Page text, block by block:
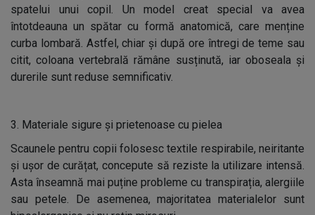
spatelui unui copil. Un model creat special va avea
întotdeauna un spătar cu formă anatomică, care menține
curba lombară. Astfel, chiar și după ore întregi de teme sau
citit, coloana vertebrală rămâne susținută, iar oboseala și
durerile sunt reduse semnificativ.
3. Materiale sigure și prietenoase cu pielea
Scaunele pentru copii folosesc textile respirabile, neiritante
și ușor de curățat, concepute să reziste la utilizare intensă.
Asta înseamnă mai puține probleme cu transpirația, alergiile
sau petele. De asemenea, majoritatea materialelor sunt